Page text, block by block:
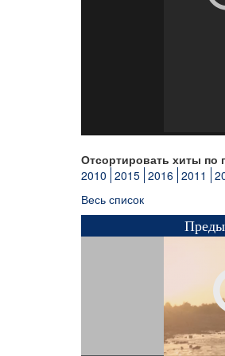
Отсортировать хиты по
2010 2015 2016 2011
Весь список